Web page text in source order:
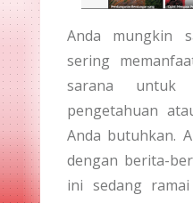
Anda mungkin
sering
sarana untuk
pengetahuan
Anda butuhkan.
dengan berita-
ini sedang